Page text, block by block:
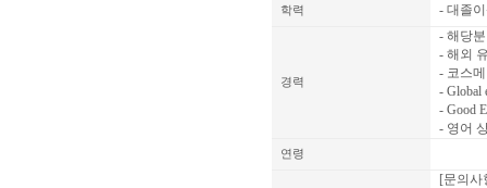
학력 - 대졸
경력
- 해당
- 해외
- 코스
- Global
- Good
- 영어
연령
[문의사